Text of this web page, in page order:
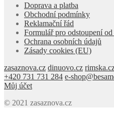
Doprava a platba
Obchodní podmínky
Reklamační řád
Formulář pro odstoupení
Ochrana osobních údajů
Zásady cookies (EU)
zasaznova.cz dinuovo.cz
+420 731 731 284 e-
Můj účet
© 2021 zasaznova.cz